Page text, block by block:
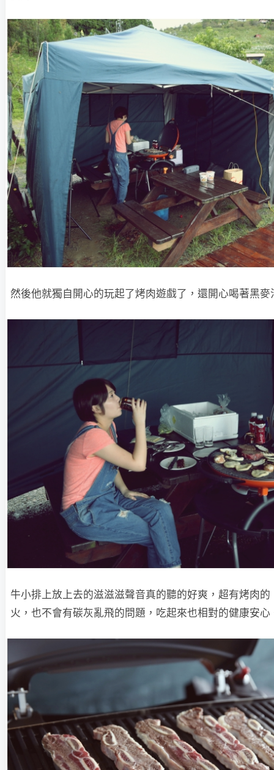
然後他就獨自開心的玩起了烤肉遊戲了，還開心喝著黑麥
牛小排上放上去的滋滋滋聲音真的聽的好爽，超有烤肉
火，也不會有碳灰亂飛的問題，吃起來也相對的健康安心